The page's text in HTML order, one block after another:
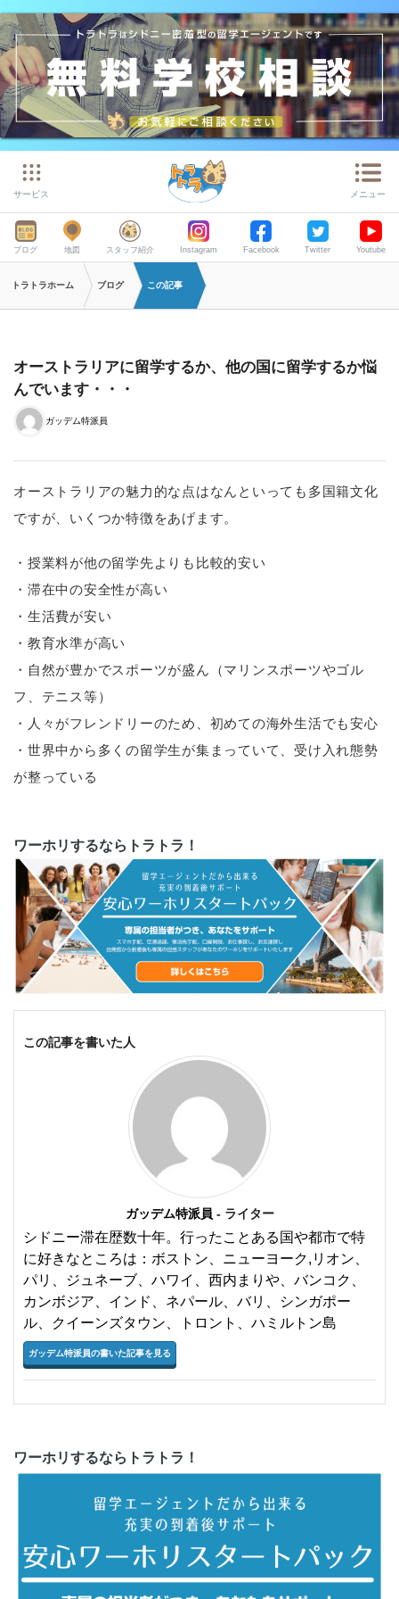
サービス メニュー
ブログ 地図 スタッフ紹介 Instagram Facebook Twitter Youtube
トラトラホーム ブログ この記事
オーストラリアに留学するか、他の国に留学するか悩
んでいます・・・
ガッデム特派員
オーストラリアの魅力的な点はなんといっても多国籍文化
ですが、いくつか特徴をあげます。
・授業料が他の留学先よりも比較的安い
・滞在中の安全性が高い
・生活費が安い
・教育水準が高い
・自然が豊かでスポーツが盛ん（マリンスポーツやゴル
フ、テニス等）
・人々がフレンドリーのため、初めての海外生活でも安心
・世界中から多くの留学生が集まっていて、受け入れ態勢
が整っている
ワーホリするならトラトラ！
この記事を書いた人
ガッデム特派員 - ライター
シドニー滞在歴数十年。行ったことある国や都市で特
に好きなところは：ボストン、ニューヨーク,リオン、
パリ、ジュネーブ、ハワイ、西内まりや、バンコク、
カンボジア、インド、ネパール、バリ、シンガポー
ル、クイーンズタウン、トロント、ハミルトン島
ガッデム特派員の書いた記事を見る
ワーホリするならトラトラ！